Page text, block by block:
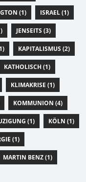
(1) ISRAEL (1)
JENSEITS (3)
KAPITALISMUS (2)
KATHOLISCH (1)
KLIMAKRISE (1)
KOMMUNION (4)
(1) KÖLN (1)
(1)
MARTIN BENZ (1)